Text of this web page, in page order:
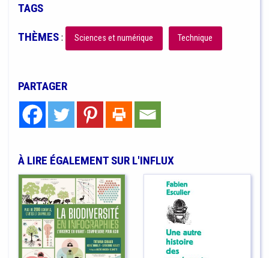
TAGS
THÈMES: Sciences et numérique Technique
PARTAGER
À LIRE ÉGALEMENT SUR L'INFLUX